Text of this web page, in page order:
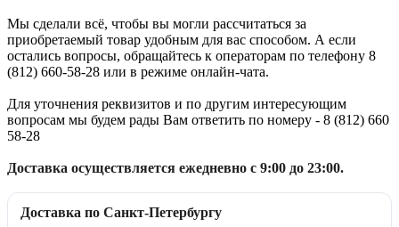
Мы сделали всё, чтобы вы могли рассчитаться за
приобретаемый товар удобным для вас способом. А если
остались вопросы, обращайтесь к операторам по телефону 8
(812) 660-58-28 или в режиме онлайн-чата.
Для уточнения реквизитов и по другим интересующим
вопросам мы будем рады Вам ответить по номеру - 8 (812) 660
58-28
Доставка осуществляется ежедневно с 9:00 до 23:00.
Доставка по Санкт-Петербургу